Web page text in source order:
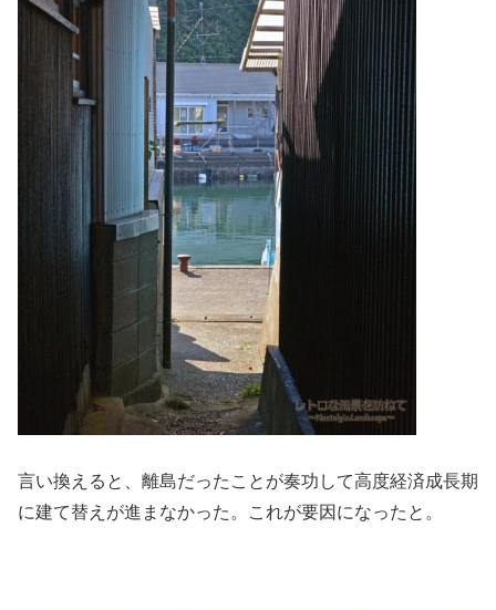
言い換えると、離島だったことが奏功して高度経済成長期
に建て替えが進まなかった。これが要因になったと。